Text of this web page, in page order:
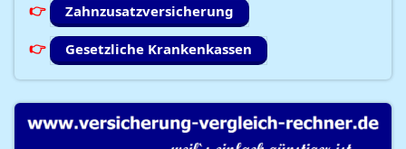
Zahnzusatzversicherung
Gesetzliche Krankenkassen